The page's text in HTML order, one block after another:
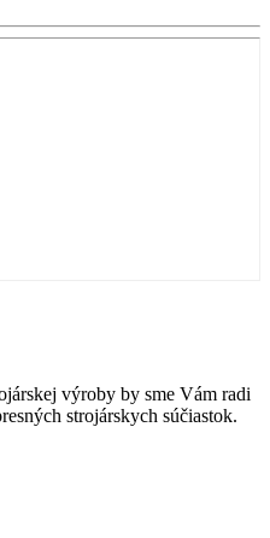
výroby by sme Vám radi
strojárskych súčiastok.